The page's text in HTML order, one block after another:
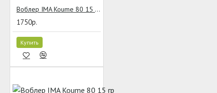
Воблер IMA Koume 80 15 гр #KU80-004
1750р.
Купить